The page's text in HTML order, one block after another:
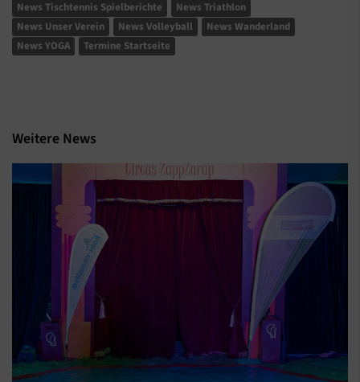
News Tischtennis Spielberichte
News Triathlon
News Unser Verein
News Volleyball
News Wanderland
News YOGA
Termine Startseite
Weitere News